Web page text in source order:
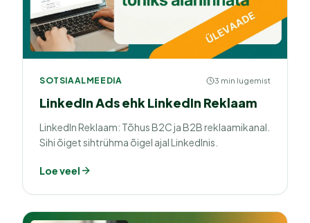
SOTSIAALMEEDIA 3 min lugemist
LinkedIn Ads ehk LinkedIn Reklaam
LinkedIn Reklaam: Tõhus B2C ja B2B reklaamikanal.
Sihi õiget sihtrühma õigel ajal LinkedInis.
Loe veel